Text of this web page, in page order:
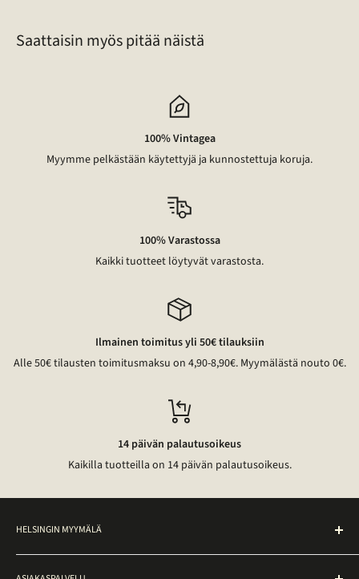
Saattaisin myös pitää näistä
100% Vintagea
Myymme pelkästään käytettyjä ja kunnostettuja koruja.
100% Varastossa
Kaikki tuotteet löytyvät varastosta.
Ilmainen toimitus yli 50€ tilauksiin
Alle 50€ tilausten toimitusmaksu on 4,90-8,90€. Myymälästä nouto 0€.
14 päivän palautusoikeus
Kaikilla tuotteilla on 14 päivän palautusoikeus.
HELSINGIN MYYMÄLÄ
Noutopiste on avoinna ma–pe klo 10–17 osoitteessa